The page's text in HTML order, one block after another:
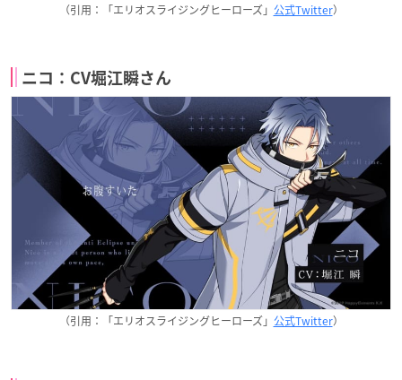
（引用：「エリオスライジングヒーローズ」 公式Twitter）
ニコ：CV堀江瞬さん
（引用：「エリオスライジングヒーローズ」 公式Twitter）